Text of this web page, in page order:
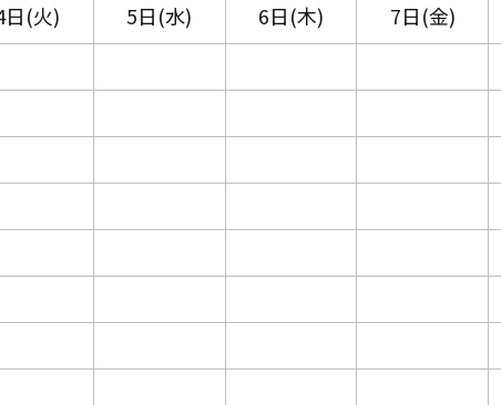
日(火) 5日(水) 6日(木) 7日(金)